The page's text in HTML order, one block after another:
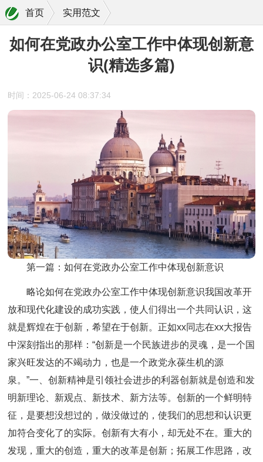
首页 实用范文
如何在党政办公室工作中体现创新意
识(精选多篇)
时间：2025-06-24 08:37:34
第一篇：如何在党政办公室工作中体现创新意识
略论如何在党政办公室工作中体现创新意识我国改革开
放和现代化建设的成功实践，使人们得出一个共同认识，这
就是辉煌在于创新，希望在于创新。正如xx同志在xx大报告
中深刻指出的那样：“创新是一个民族进步的灵魂，是一个国
家兴旺发达的不竭动力，也是一个政党永葆生机的源
泉。”一、创新精神是引领社会进步的利器创新就是创造和发
明新理论、新观点、新技术、新方法等。创新的一个鲜明特
征，是要想没想过的，做没做过的，使我们的思想和认识更
加符合变化了的实际。创新有大有小，却无处不在。重大的
发现，重大的创造，重大的改革是创新；拓展工作思路，改